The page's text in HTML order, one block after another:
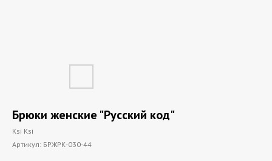
Брюки женские "Русский код"
Ksi Ksi
Артикул: БРЖРК-030-44